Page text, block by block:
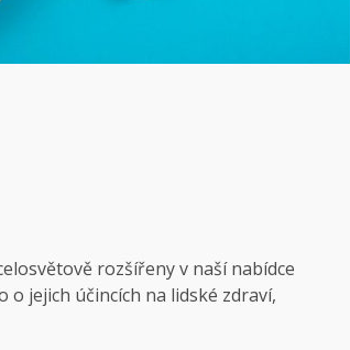
rozšířeny v naší nabídce
jejich účincích na lidské zdraví,